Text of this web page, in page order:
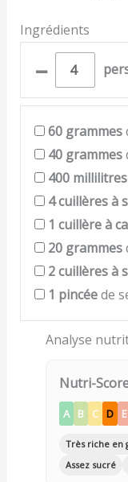
Ingrédients
–
60 grammes
40 grammes
400 millilitres
4cuillères à
1 cuillère à
20 grammes
2cuillères à
1 pincéede
Analyse
Nutri-
A B C D E
Très riche en
Assez sucré